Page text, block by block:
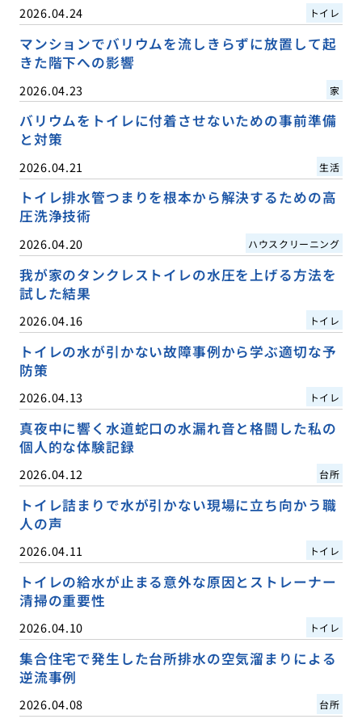
2026.04.24 トイレ
マンションでバリウムを流しきらずに放置して起
きた階下への影響
2026.04.23 家
バリウムをトイレに付着させないための事前準備
と対策
2026.04.21 生活
トイレ排水管つまりを根本から解決するための高
圧洗浄技術
2026.04.20 ハウスクリーニング
我が家のタンクレストイレの水圧を上げる方法を
試した結果
2026.04.16 トイレ
トイレの水が引かない故障事例から学ぶ適切な予
防策
2026.04.13 トイレ
真夜中に響く水道蛇口の水漏れ音と格闘した私の
個人的な体験記録
2026.04.12 台所
トイレ詰まりで水が引かない現場に立ち向かう職
人の声
2026.04.11 トイレ
トイレの給水が止まる意外な原因とストレーナー
清掃の重要性
2026.04.10 トイレ
集合住宅で発生した台所排水の空気溜まりによる
逆流事例
2026.04.08 台所